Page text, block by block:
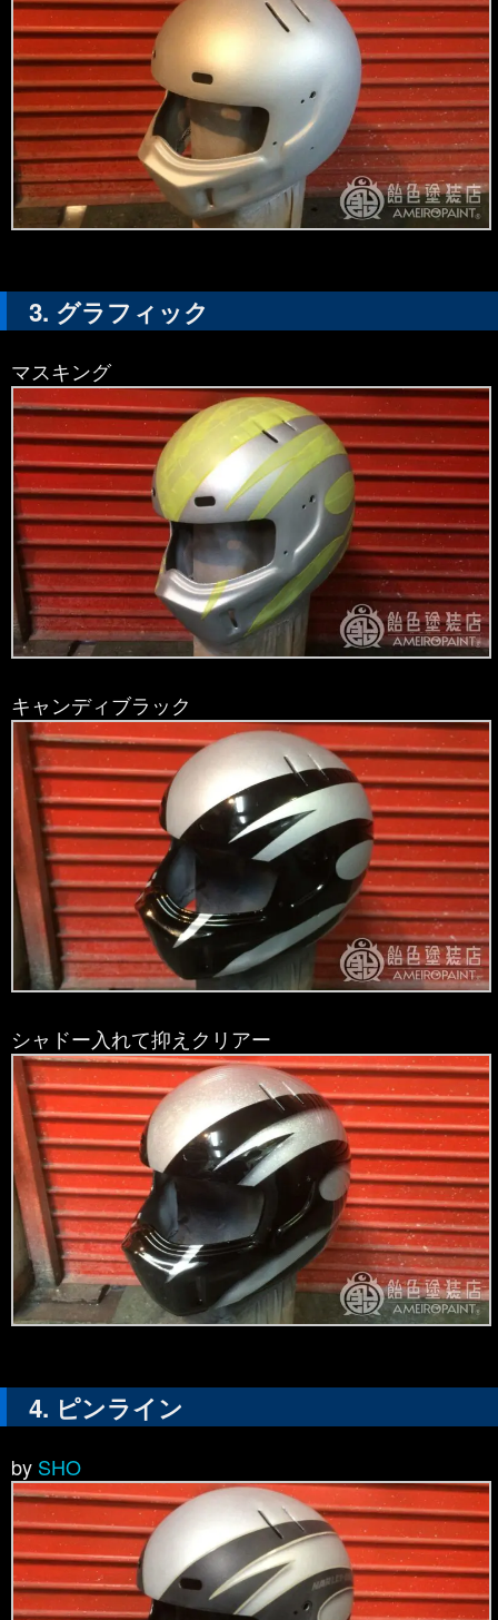
グラフィック
マスキング
キャンディブラック
シャドー入れて抑えクリアー
ピンライン
by SHO